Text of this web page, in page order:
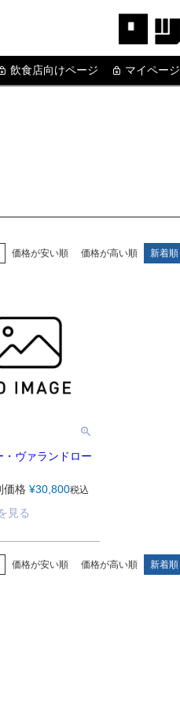
飲食店向けページ マイページ
価格が安い順 価格が高い順 新着順
・ヴァランドロー
価格 ¥30,800税込
見る
価格が安い順 価格が高い順 新着順